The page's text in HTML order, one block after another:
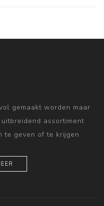
gemaakt worden maar
assortiment
te geven of te krijgen.